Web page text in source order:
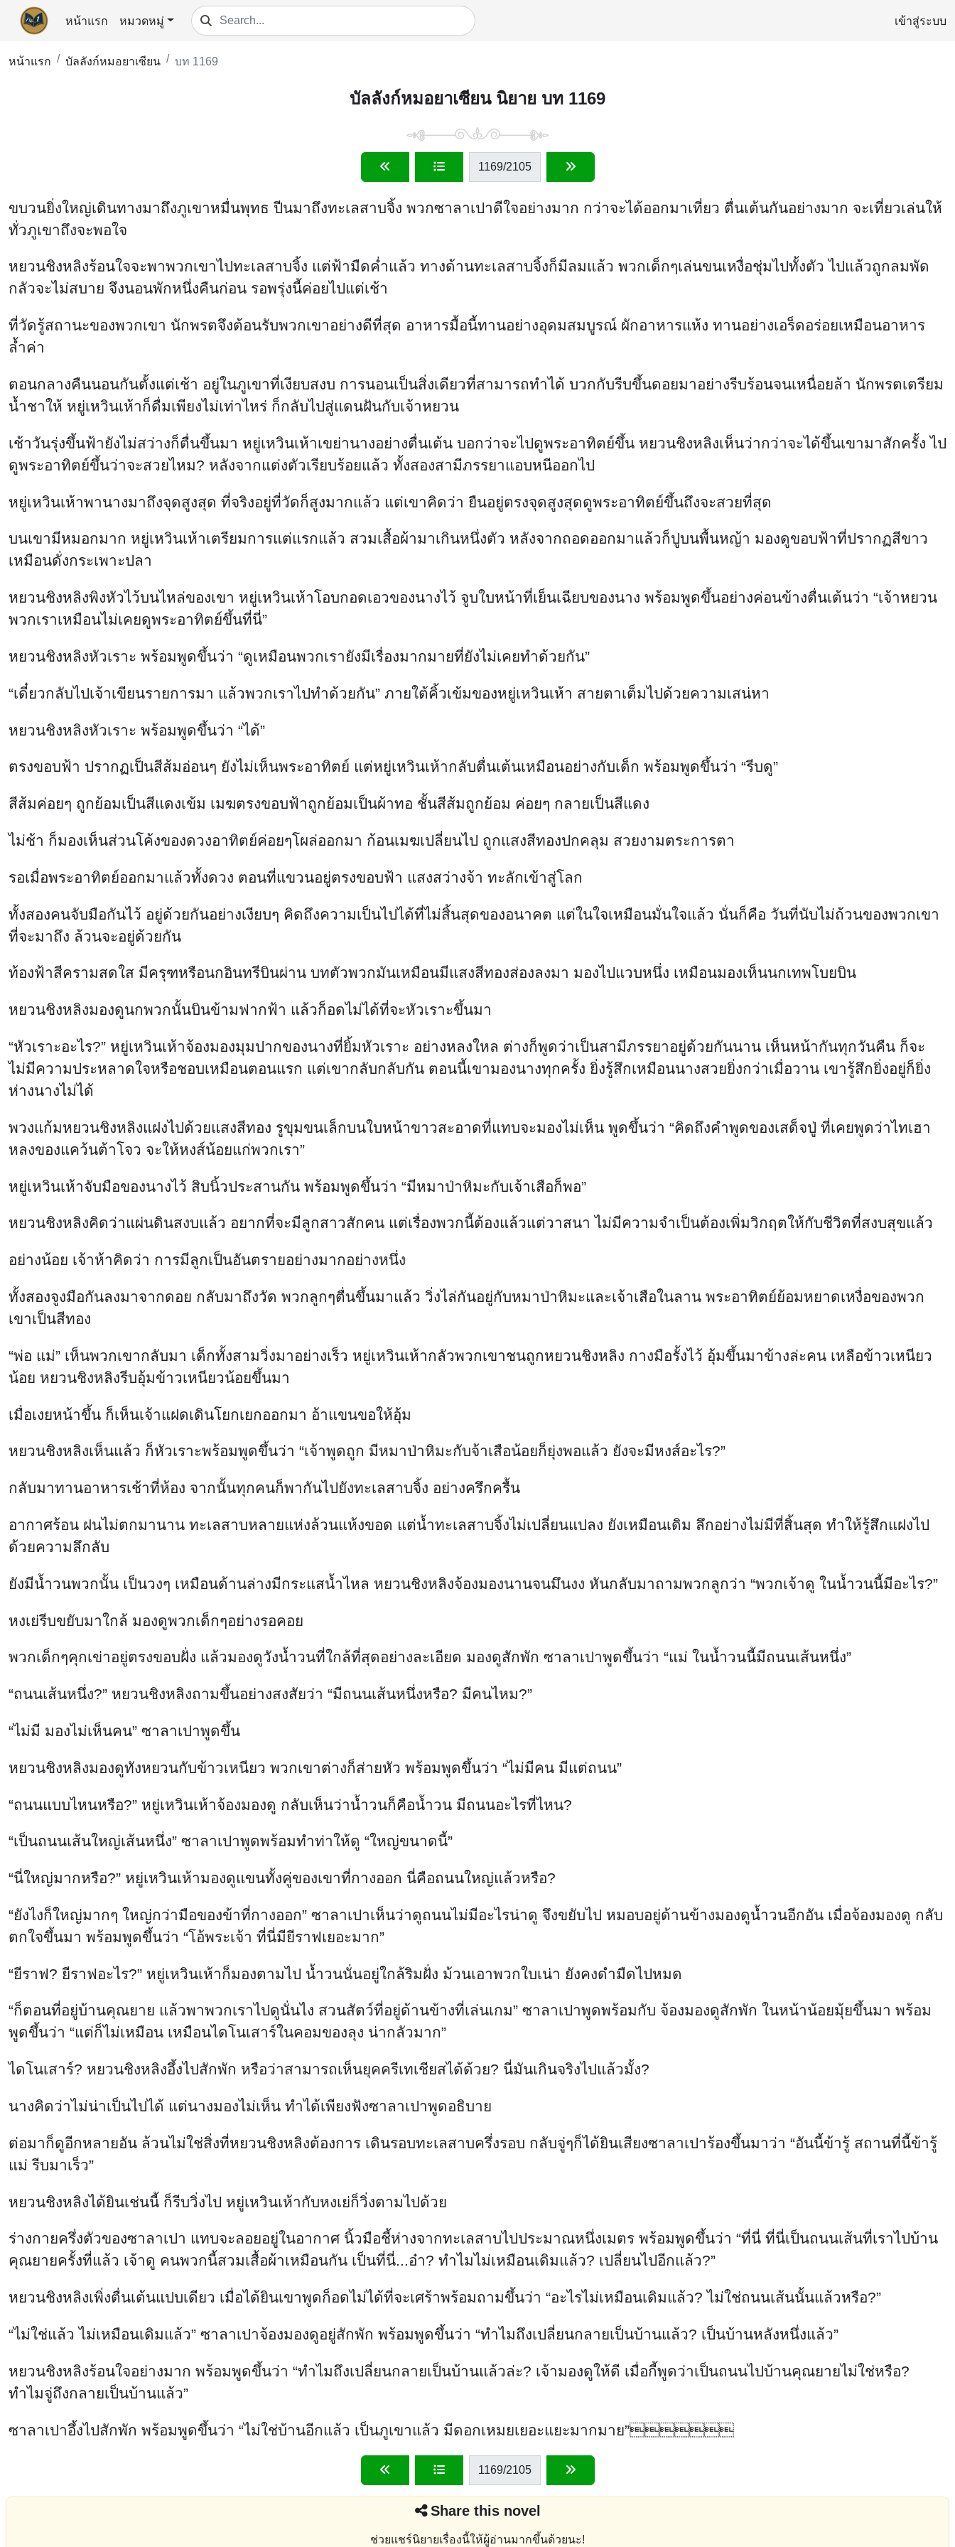
หน้าแรก หมวดหมู่ เข้าสู่ระบบ
หน้าแรก บัลลังก์หมอยาเซียน บท 1169
บัลลังก์หมอยาเซียน นิยาย บท 1169
1169/2105
ขบวนยิ่งใหญ่เดินทางมาถึงภูเขาหมื่นพุทธ ปีนมาถึงทะเลสาบจิ้ง พวกซาลาเปาดีใจอย่างมาก กว่าจะได้ออกมาเที่ยว ตื่นเต้นกันอย่างมาก จะเที่ยวเล่นให้
ทั่วภูเขาถึงจะพอใจ
หยวนชิงหลิงร้อนใจจะพาพวกเขาไปทะเลสาบจิ้ง แต่ฟ้ามืดค่ำแล้ว ทางด้านทะเลสาบจิ้งก็มีลมแล้ว พวกเด็กๆเล่นขนเหงื่อชุ่มไปทั้งตัว ไปแล้วถูกลมพัด
กลัวจะไม่สบาย จึงนอนพักหนึ่งคืนก่อน รอพรุ่งนี้ค่อยไปแต่เช้า
ที่วัดรู้สถานะของพวกเขา นักพรตจึงต้อนรับพวกเขาอย่างดีที่สุด อาหารมื้อนี้ทานอย่างอุดมสมบูรณ์ ผักอาหารแห้ง ทานอย่างเอร็ดอร่อยเหมือนอาหาร
ล้ำค่า
ตอนกลางคืนนอนกันตั้งแต่เช้า อยู่ในภูเขาที่เงียบสงบ การนอนเป็นสิ่งเดียวที่สามารถทำได้ บวกกับรีบขึ้นดอยมาอย่างรีบร้อนจนเหนื่อยล้า นักพรตเตรียม
น้ำชาให้ หยู่เหวินเห้าก็ดื่มเพียงไม่เท่าไหร่ ก็กลับไปสู่แดนฝันกับเจ้าหยวน
เช้าวันรุ่งขึ้นฟ้ายังไม่สว่างก็ตื่นขึ้นมา หยู่เหวินเห้าเขย่านางอย่างตื่นเต้น บอกว่าจะไปดูพระอาทิตย์ขึ้น หยวนชิงหลิงเห็นว่ากว่าจะได้ขึ้นเขามาสักครั้ง ไป
ดูพระอาทิตย์ขึ้นว่าจะสวยไหม? หลังจากแต่งตัวเรียบร้อยแล้ว ทั้งสองสามีภรรยาแอบหนีออกไป
หยู่เหวินเห้าพานางมาถึงจุดสูงสุด ที่จริงอยู่ที่วัดก็สูงมากแล้ว แต่เขาคิดว่า ยืนอยู่ตรงจุดสูงสุดดูพระอาทิตย์ขึ้นถึงจะสวยที่สุด
บนเขามีหมอกมาก หยู่เหวินเห้าเตรียมการแต่แรกแล้ว สวมเสื้อผ้ามาเกินหนึ่งตัว หลังจากถอดออกมาแล้วก็ปูบนพื้นหญ้า มองดูขอบฟ้าที่ปรากฏสีขาว
เหมือนดั่งกระเพาะปลา
หยวนชิงหลิงพิงหัวไว้บนไหล่ของเขา หยู่เหวินเห้าโอบกอดเอวของนางไว้ จูบใบหน้าที่เย็นเฉียบของนาง พร้อมพูดขึ้นอย่างค่อนข้างตื่นเต้นว่า “เจ้าหยวน
พวกเราเหมือนไม่เคยดูพระอาทิตย์ขึ้นที่นี่”
หยวนชิงหลิงหัวเราะ พร้อมพูดขึ้นว่า “ดูเหมือนพวกเรายังมีเรื่องมากมายที่ยังไม่เคยทำด้วยกัน”
“เดี๋ยวกลับไปเจ้าเขียนรายการมา แล้วพวกเราไปทำด้วยกัน” ภายใต้คิ้วเข้มของหยู่เหวินเห้า สายตาเต็มไปด้วยความเสน่หา
หยวนชิงหลิงหัวเราะ พร้อมพูดขึ้นว่า “ได้”
ตรงขอบฟ้า ปรากฏเป็นสีส้มอ่อนๆ ยังไม่เห็นพระอาทิตย์ แต่หยู่เหวินเห้ากลับตื่นเต้นเหมือนอย่างกับเด็ก พร้อมพูดขึ้นว่า “รีบดู”
สีส้มค่อยๆ ถูกย้อมเป็นสีแดงเข้ม เมฆตรงขอบฟ้าถูกย้อมเป็นผ้าทอ ชั้นสีส้มถูกย้อม ค่อยๆ กลายเป็นสีแดง
ไม่ช้า ก็มองเห็นส่วนโค้งของดวงอาทิตย์ค่อยๆโผล่ออกมา ก้อนเมฆเปลี่ยนไป ถูกแสงสีทองปกคลุม สวยงามตระการตา
รอเมื่อพระอาทิตย์ออกมาแล้วทั้งดวง ตอนที่แขวนอยู่ตรงขอบฟ้า แสงสว่างจ้า ทะลักเข้าสู่โลก
ทั้งสองคนจับมือกันไว้ อยู่ด้วยกันอย่างเงียบๆ คิดถึงความเป็นไปได้ที่ไม่สิ้นสุดของอนาคต แต่ในใจเหมือนมั่นใจแล้ว นั่นก็คือ วันที่นับไม่ถ้วนของพวกเขา
ที่จะมาถึง ล้วนจะอยู่ด้วยกัน
ท้องฟ้าสีครามสดใส มีครุฑหรือนกอินทรีบินผ่าน บทตัวพวกมันเหมือนมีแสงสีทองส่องลงมา มองไปแวบหนึ่ง เหมือนมองเห็นนกเทพโบยบิน
หยวนชิงหลิงมองดูนกพวกนั้นบินข้ามฟากฟ้า แล้วก็อดไม่ได้ที่จะหัวเราะขึ้นมา
“หัวเราะอะไร?” หยู่เหวินเห้าจ้องมองมุมปากของนางที่ยิ้มหัวเราะ อย่างหลงใหล ต่างก็พูดว่าเป็นสามีภรรยาอยู่ด้วยกันนาน เห็นหน้ากันทุกวันคืน ก็จะ
ไม่มีความประหลาดใจหรือชอบเหมือนตอนแรก แต่เขากลับกลับกัน ตอนนี้เขามองนางทุกครั้ง ยิ่งรู้สึกเหมือนนางสวยยิ่งกว่าเมื่อวาน เขารู้สึกยิ่งอยู่ก็ยิ่ง
ห่างนางไม่ได้
พวงแก้มหยวนชิงหลิงแฝงไปด้วยแสงสีทอง รูขุมขนเล็กบนใบหน้าขาวสะอาดที่แทบจะมองไม่เห็น พูดขึ้นว่า “คิดถึงคำพูดของเสด็จปู่ ที่เคยพูดว่าไทเฮา
หลงของแคว้นต้าโจว จะให้หงส์น้อยแก่พวกเรา”
หยู่เหวินเห้าจับมือของนางไว้ สิบนิ้วประสานกัน พร้อมพูดขึ้นว่า “มีหมาป่าหิมะกับเจ้าเสือก็พอ”
หยวนชิงหลิงคิดว่าแผ่นดินสงบแล้ว อยากที่จะมีลูกสาวสักคน แต่เรื่องพวกนี้ต้องแล้วแต่วาสนา ไม่มีความจำเป็นต้องเพิ่มวิกฤตให้กับชีวิตที่สงบสุขแล้ว
อย่างน้อย เจ้าห้าคิดว่า การมีลูกเป็นอันตรายอย่างมากอย่างหนึ่ง
ทั้งสองจูงมือกันลงมาจากดอย กลับมาถึงวัด พวกลูกๆตื่นขึ้นมาแล้ว วิ่งไล่กันอยู่กับหมาป่าหิมะและเจ้าเสือในลาน พระอาทิตย์ย้อมหยาดเหงื่อของพวก
เขาเป็นสีทอง
“พ่อ แม่” เห็นพวกเขากลับมา เด็กทั้งสามวิ่งมาอย่างเร็ว หยู่เหวินเห้ากลัวพวกเขาชนถูกหยวนชิงหลิง กางมือรั้งไว้ อุ้มขึ้นมาข้างล่ะคน เหลือข้าวเหนียว
น้อย หยวนชิงหลิงรีบอุ้มข้าวเหนียวน้อยขึ้นมา
“ยังไงก็ใหญ่มากๆ ใหญ่กว่ามือของข้าที่กางออก” ซาลาเปาเห็นว่าดูถนนไม่มีอะไรน่าดู จึงขยับไป หมอบอยู่ด้านข้างมองดูน้ำวนอีกอัน เมื่อจ้องมองดู กลับ
ตกใจขึ้นมา พร้อมพูดขึ้นว่า “โอ้พระเจ้า ที่นี่มียีราฟเยอะมาก”
“ยีราฟ? ยีราฟอะไร?” หยู่เหวินเห้าก็มองตามไป น้ำวนนั่นอยู่ใกล้ริมฝั่ง ม้วนเอาพวกใบเน่า ยังคงดำมืดไปหมด
“ก็ตอนที่อยู่บ้านคุณยาย แล้วพาพวกเราไปดูนั่นไง สวนสัตว์ที่อยู่ด้านข้างที่เล่นเกม” ซาลาเปาพูดพร้อมกับ จ้องมองดูสักพัก ในหน้าน้อยมุ้ยขึ้นมา พร้อม
พูดขึ้นว่า “แต่ก็ไม่เหมือน เหมือนไดโนเสาร์ในคอมของลุง น่ากลัวมาก”
ไดโนเสาร์? หยวนชิงหลิงอึ้งไปสักพัก หรือว่าสามารถเห็นยุคครีเทเชียสได้ด้วย? นี่มันเกินจริงไปแล้วมั้ง?
นางคิดว่าไม่น่าเป็นไปได้ แต่นางมองไม่เห็น ทำได้เพียงฟังซาลาเปาพูดอธิบาย
ต่อมาก็ดูอีกหลายอัน ล้วนไม่ใช่สิ่งที่หยวนชิงหลิงต้องการ เดินรอบทะเลสาบครึ่งรอบ กลับจู่ๆก็ได้ยินเสียงซาลาเปาร้องขึ้นมาว่า “อันนี้ข้ารู้ สถานที่นี้ข้ารู้
แม่ รีบมาเร็ว”
หยวนชิงหลิงได้ยินเช่นนี้ ก็รีบวิ่งไป หยู่เหวินเห้ากับหงเย่ก็วิ่งตามไปด้วย
ร่างกายครึ่งตัวของซาลาเปา แทบจะลอยอยู่ในอากาศ นิ้วมือชี้ห่างจากทะเลสาบไปประมาณหนึ่งเมตร พร้อมพูดขึ้นว่า “ที่นี่ ที่นี่เป็นถนนเส้นที่เราไปบ้าน
คุณยายครั้งที่แล้ว เจ้าดู คนพวกนี้สวมเสื้อผ้าเหมือนกัน เป็นที่นี่...อ๋า? ทำไมไม่เหมือนเดิมแล้ว? เปลี่ยนไปอีกแล้ว?”
หยวนชิงหลิงเพิ่งตื่นเต้นแปบเดียว เมื่อได้ยินเขาพูดก็อดไม่ได้ที่จะเศร้าพร้อมถามขึ้นว่า “อะไรไม่เหมือนเดิมแล้ว? ไม่ใช่ถนนเส้นนั้นแล้วหรือ?”
“ไม่ใช่แล้ว ไม่เหมือนเดิมแล้ว” ซาลาเปาจ้องมองดูอยู่สักพัก พร้อมพูดขึ้นว่า “ทำไมถึงเปลี่ยนกลายเป็นบ้านแล้ว? เป็นบ้านหลังหนึ่งแล้ว”
หยวนชิงหลิงร้อนใจอย่างมาก พร้อมพูดขึ้นว่า “ทำไมถึงเปลี่ยนกลายเป็นบ้านแล้วล่ะ? เจ้ามองดูให้ดี เมื่อกี้พูดว่าเป็นถนนไปบ้านคุณยายไม่ใช่หรือ?
ทำไมจู่ถึงกลายเป็นบ้านแล้ว”
ซาลาเปาอึ้งไปสักพัก พร้อมพูดขึ้นว่า “ไม่ใช่บ้านอีกแล้ว เป็นภูเขาแล้ว มีดอกเหมยเยอะแยะมากมาย”
1169/2105
Share this novel
ช่วยแชร์นิยายเรื่องนี้ให้ผู้อ่านมากขึ้นด้วยนะ!